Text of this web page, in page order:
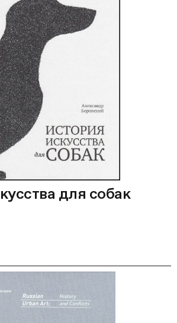
для собак